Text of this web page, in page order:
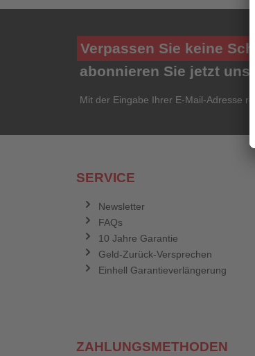
Verpassen Sie keine
abonnieren Sie jetzt
Mit der Eingabe Ihrer E-Mail-Adresse
SERVICE
Newsletter
FAQs
10 Jahre Garantie
Geld-Zurück-Versprechen
Einhell Garantieverlängerung
ZAHLUNGSMETHODEN